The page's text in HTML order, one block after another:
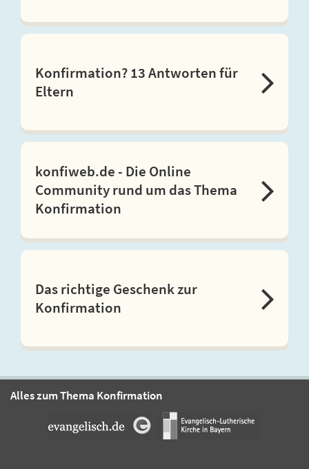
Konfirmation? 13 Antworten für
Eltern
konfiweb.de - Die Online
Community rund um das Thema
Konfirmation
Das richtige Geschenk zur
Konfirmation
Alles zum Thema Konfirmation